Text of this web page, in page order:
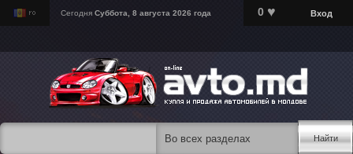
Сегодня Суббота, 8 августа 2026 года 0 ♥ Вход
Найти